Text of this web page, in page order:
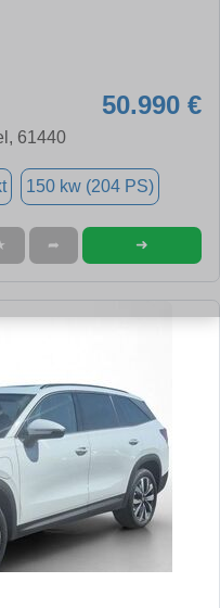
50.990 €
61440
150 kw (204 PS)
➦ ➜